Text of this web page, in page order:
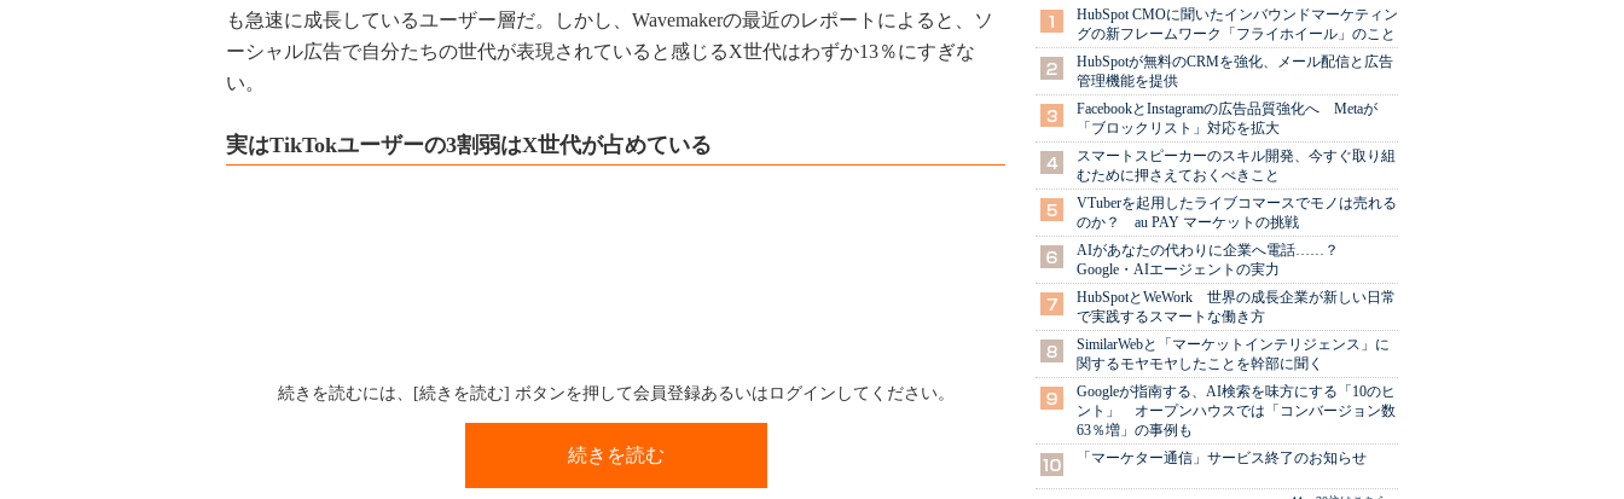
も急速に成長しているユーザー層だ。しかし、Wavemakerの最近のレポートによると、ソ
ーシャル広告で自分たちの世代が表現されていると感じるX世代はわずか13％にすぎな
い。
実はTikTokユーザーの3割弱はX世代が占めている
続きを読むには、[続きを読む] ボタンを押して会員登録あるいはログインしてください。
続きを読む
HubSpot CMOに聞いたインバウンドマーケティン
グの新フレームワーク「フライホイール」のこと
HubSpotが無料のCRMを強化、メール配信と広告
管理機能を提供
FacebookとInstagramの広告品質強化へ Metaが
「ブロックリスト」対応を拡大
スマートスピーカーのスキル開発、今すぐ取り組
むために押さえておくべきこと
VTuberを起用したライブコマースでモノは売れる
のか？ au PAY マーケットの挑戦
AIがあなたの代わりに企業へ電話……？
Google・AIエージェントの実力
HubSpotとWeWork 世界の成長企業が新しい日常
で実践するスマートな働き方
SimilarWebと「マーケットインテリジェンス」に
関するモヤモヤしたことを幹部に聞く
Googleが指南する、AI検索を味方にする「10のヒ
ント」 オープンハウスでは「コンバージョン数
63％増」の事例も
「マーケター通信」サービス終了のお知らせ